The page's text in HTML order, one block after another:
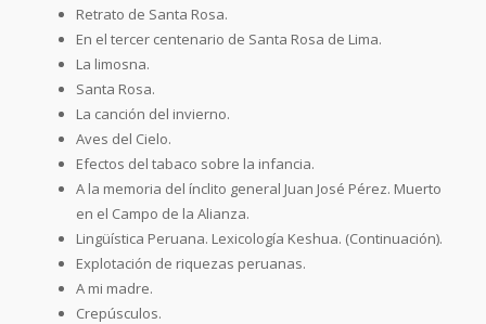
Retrato de Santa Rosa.
En el tercer centenario de Santa Rosa de Lima.
La limosna.
Santa Rosa.
La canción del invierno.
Aves del Cielo.
Efectos del tabaco sobre la infancia.
A la memoria del ínclito general Juan José Pérez. Muerto
en el Campo de la Alianza.
Lingüística Peruana. Lexicología Keshua. (Continuación).
Explotación de riquezas peruanas.
A mi madre.
Crepúsculos.